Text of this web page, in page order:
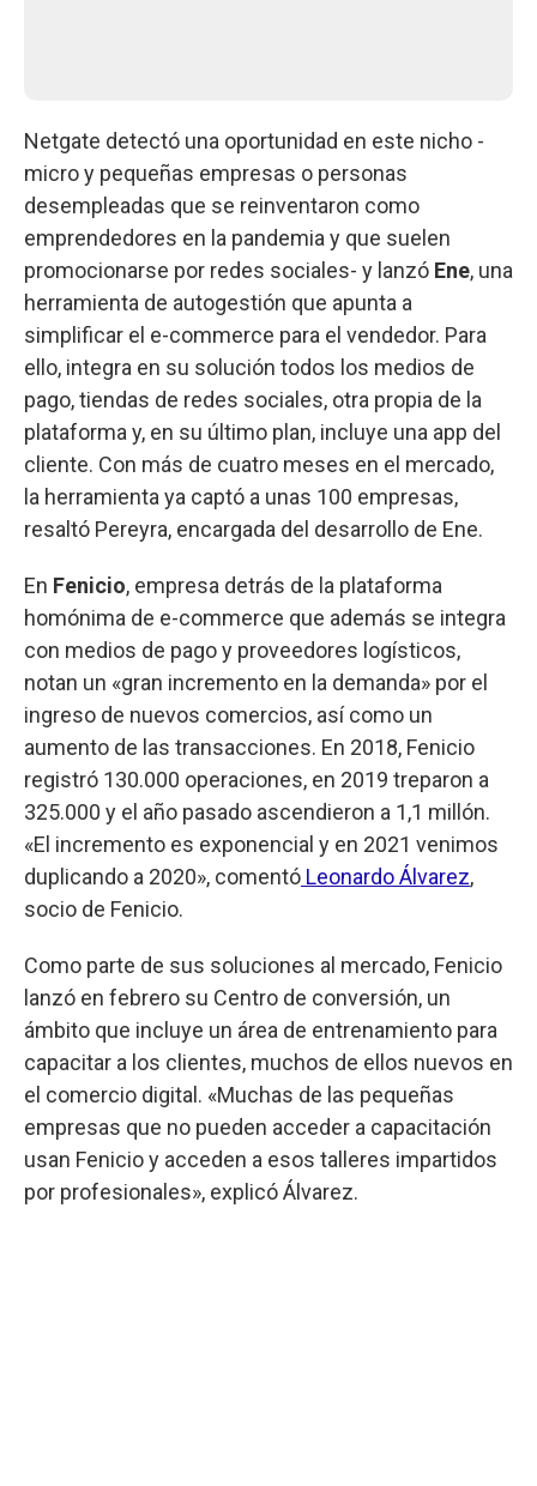
Netgate detectó una oportunidad en este nicho -
micro y pequeñas empresas o personas
desempleadas que se reinventaron como
emprendedores en la pandemia y que suelen
promocionarse por redes sociales- y lanzó Ene, una
herramienta de autogestión que apunta a
simplificar el e-commerce para el vendedor. Para
ello, integra en su solución todos los medios de
pago, tiendas de redes sociales, otra propia de la
plataforma y, en su último plan, incluye una app del
cliente. Con más de cuatro meses en el mercado,
la herramienta ya captó a unas 100 empresas,
resaltó Pereyra, encargada del desarrollo de Ene.
En Fenicio, empresa detrás de la plataforma
homónima de e-commerce que además se integra
con medios de pago y proveedores logísticos,
notan un «gran incremento en la demanda» por el
ingreso de nuevos comercios, así como un
aumento de las transacciones. En 2018, Fenicio
registró 130.000 operaciones, en 2019 treparon a
325.000 y el año pasado ascendieron a 1,1 millón.
«El incremento es exponencial y en 2021 venimos
duplicando a 2020», comentó Leonardo Álvarez,
socio de Fenicio.
Como parte de sus soluciones al mercado, Fenicio
lanzó en febrero su Centro de conversión, un
ámbito que incluye un área de entrenamiento para
capacitar a los clientes, muchos de ellos nuevos en
el comercio digital. «Muchas de las pequeñas
empresas que no pueden acceder a capacitación
usan Fenicio y acceden a esos talleres impartidos
por profesionales», explicó Álvarez.